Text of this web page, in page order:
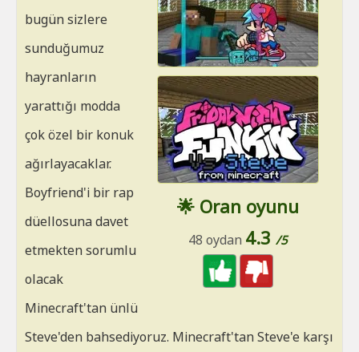
🌟 Oran oyunu
48 oydan 4.3 /5
bugün sizlere
sunduğumuz
hayranların
yarattığı modda
çok özel bir konuk
ağırlayacaklar.
Boyfriend'i bir rap
düellosuna davet
etmekten sorumlu
olacak
Minecraft'tan ünlü
Steve'den bahsediyoruz. Minecraft'tan Steve'e karşı